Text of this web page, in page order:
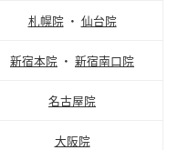
札幌院 ・ 仙台院
新宿本院 ・ 新宿南口院
名古屋院
大阪院